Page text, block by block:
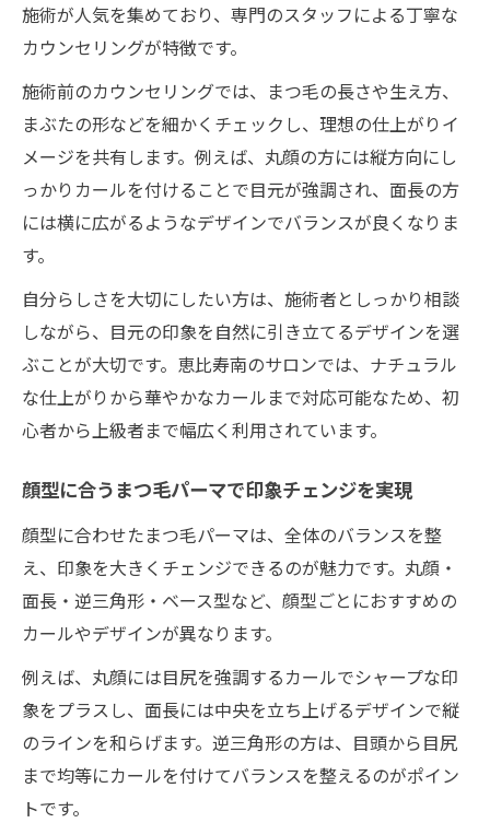
施術が人気を集めており、専門のスタッフによる丁寧な
カウンセリングが特徴です。
施術前のカウンセリングでは、まつ毛の長さや生え方、
まぶたの形などを細かくチェックし、理想の仕上がりイ
メージを共有します。例えば、丸顔の方には縦方向にし
っかりカールを付けることで目元が強調され、面長の方
には横に広がるようなデザインでバランスが良くなりま
す。
自分らしさを大切にしたい方は、施術者としっかり相談
しながら、目元の印象を自然に引き立てるデザインを選
ぶことが大切です。恵比寿南のサロンでは、ナチュラル
な仕上がりから華やかなカールまで対応可能なため、初
心者から上級者まで幅広く利用されています。
顔型に合うまつ毛パーマで印象チェンジを実現
顔型に合わせたまつ毛パーマは、全体のバランスを整
え、印象を大きくチェンジできるのが魅力です。丸顔・
面長・逆三角形・ベース型など、顔型ごとにおすすめの
カールやデザインが異なります。
例えば、丸顔には目尻を強調するカールでシャープな印
象をプラスし、面長には中央を立ち上げるデザインで縦
のラインを和らげます。逆三角形の方は、目頭から目尻
まで均等にカールを付けてバランスを整えるのがポイン
トです。